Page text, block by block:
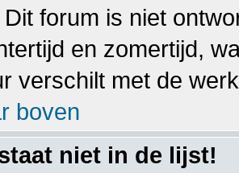
forum is niet
en zomertijd,
verschilt met de
boven
niet in de lijst!